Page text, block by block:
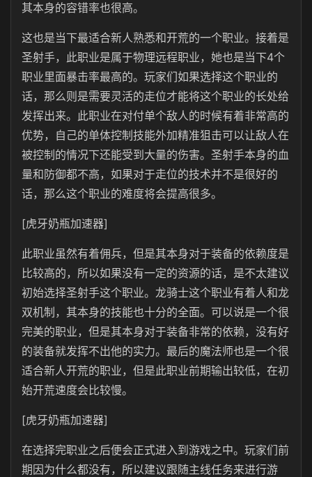
其本身的容错率也很高。
这也是当下最适合新人熟悉和开荒的一个职业。接着是
圣射手，此职业是属于物理远程职业，她也是当下4个
职业里面暴击率最高的。玩家们如果选择这个职业的
话，那么则是需要灵活的走位才能将这个职业的长处给
发挥出来。此职业在对付单个敌人的时候有着非常高的
优势，自己的单体控制技能外加精准狙击可以让敌人在
被控制的情况下还能受到大量的伤害。圣射手本身的血
量和防御都不高，如果对于走位的技术并不是很好的
话，那么这个职业的难度将会提高很多。
[虎牙奶瓶加速器]
此职业虽然有着佣兵，但是其本身对于装备的依赖度是
比较高的，所以如果没有一定的资源的话，是不太建议
初始选择圣射手这个职业。龙骑士这个职业有着人和龙
双机制，其本身的技能也十分的全面。可以说是一个很
完美的职业，但是其本身对于装备非常的依赖，没有好
的装备就发挥不出他的实力。最后的魔法师也是一个很
适合新人开荒的职业，但是此职业前期输出较低，在初
始开荒速度会比较慢。
[虎牙奶瓶加速器]
在选择完职业之后便会正式进入到游戏之中。玩家们前
期因为什么都没有，所以建议跟随主线任务来进行游